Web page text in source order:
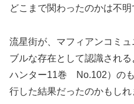
どこまで関わったのかは不
流星街が、マフィアンコミ
ブルな存在として認識され
ハンター11巻 No.102）の
行した結果だったのかもしれ